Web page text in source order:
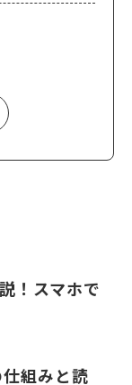
！スマホで
組みと読